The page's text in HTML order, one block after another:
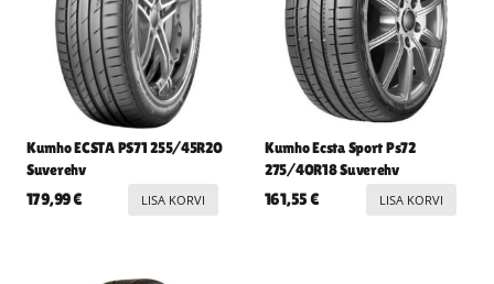
Kumho ECSTA PS71 255/45R20
Suverehv
179,99€ LISA KORVI
Kumho Ecsta Sport Ps72
275/40R18 Suverehv
161,55€ LISA KORVI